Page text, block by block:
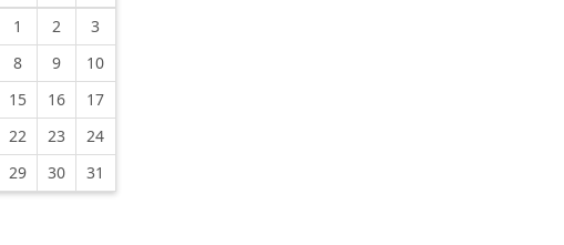
1 2
3
8 9
10
15 16
17
22 23
24
29 30 31